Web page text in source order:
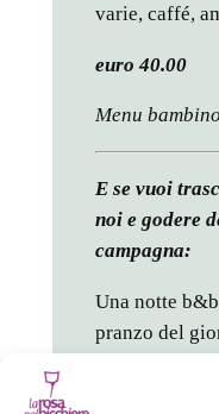
varie, caffé,
euro 40.00
Menu
E se vuoi
noi e godere
campagna:
Una notte
pranzo del